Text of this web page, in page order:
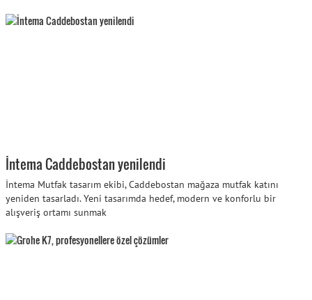
İntema Caddebostan yenilendi
İntema Mutfak tasarım ekibi, Caddebostan mağaza mutfak katını
yeniden tasarladı. Yeni tasarımda hedef, modern ve konforlu bir
alışveriş ortamı sunmak